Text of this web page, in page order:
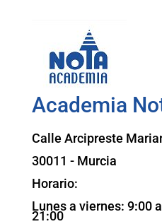
Academia
Calle Arcipreste
30011 - Murcia
Horario:
Lunes a viernes: 9:00
21:00